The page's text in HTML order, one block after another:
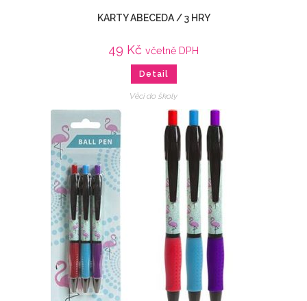
KARTY ABECEDA / 3 HRY
49 Kč včetně DPH
Detail
Věci do školy